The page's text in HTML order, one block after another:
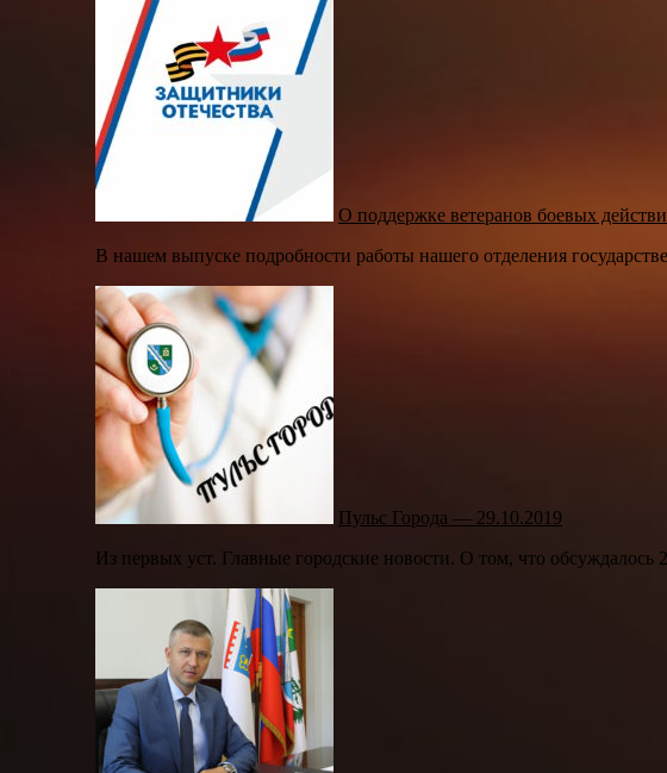
О поддержке ветеранов боевых
В нашем выпуске подробности работы нашего отделения
Пульс Города — 29.10.2019
Из первых уст. Главные городские новости. О том, что обсуждалось